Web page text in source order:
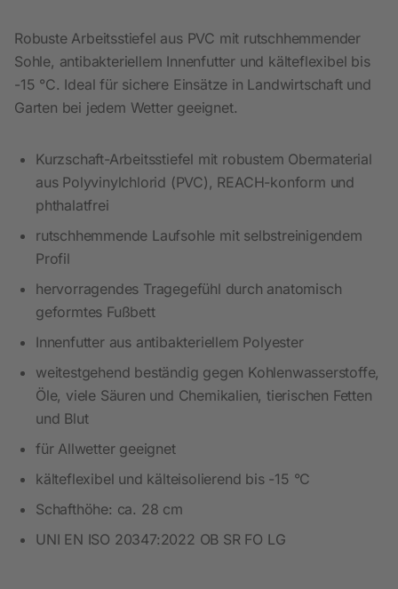
Robuste Arbeitsstiefel aus PVC mit rutschhemmender
Sohle, antibakteriellem Innenfutter und kälteflexibel bis
-15 °C. Ideal für sichere Einsätze in Landwirtschaft und
Garten bei jedem Wetter geeignet.
Kurzschaft-Arbeitsstiefel mit robustem Obermaterial
aus Polyvinylchlorid (PVC), REACH-konform und
phthalatfrei
rutschhemmende Laufsohle mit selbstreinigendem
Profil
hervorragendes Tragegefühl durch anatomisch
geformtes Fußbett
Innenfutter aus antibakteriellem Polyester
weitestgehend beständig gegen Kohlenwasserstoffe,
Öle, viele Säuren und Chemikalien, tierischen Fetten
und Blut
für Allwetter geeignet
kälteflexibel und kälteisolierend bis -15 °C
Schafthöhe: ca. 28 cm
UNI EN ISO 20347:2022 OB SR FO LG